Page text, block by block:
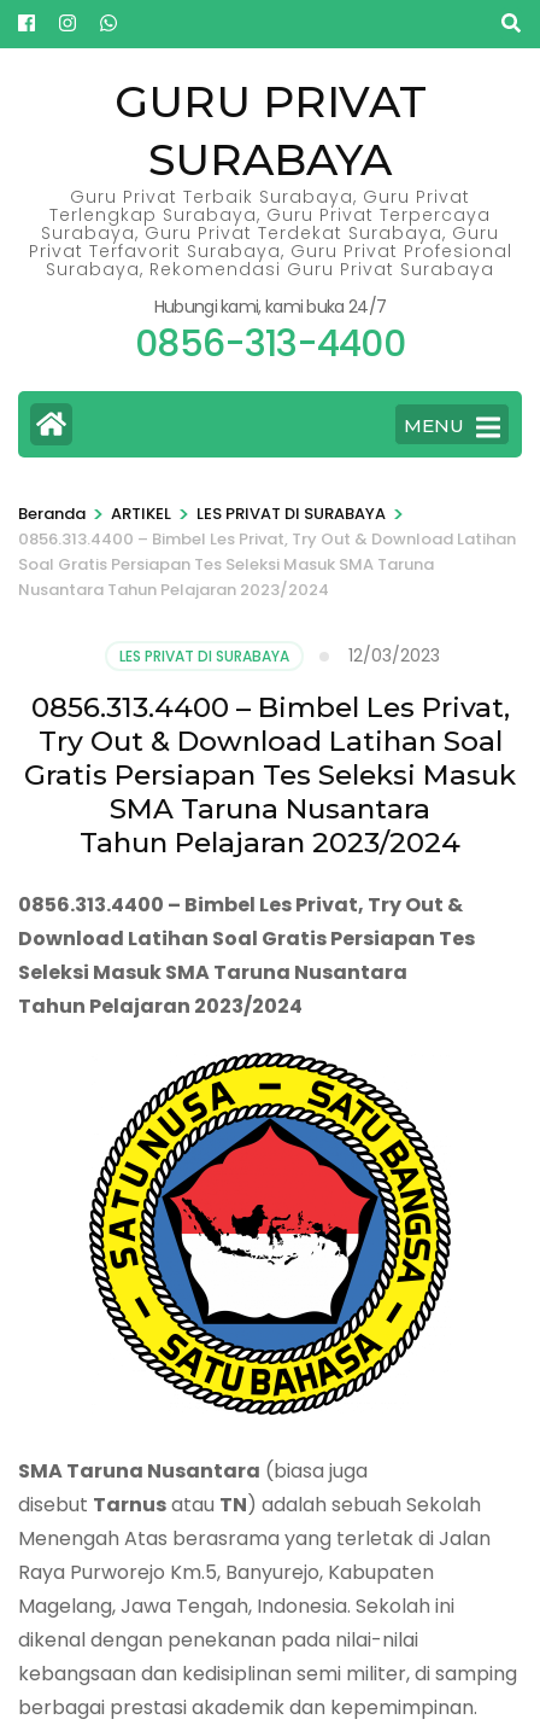
Lompat
ke
GURU PRIVAT
SURABAYA
Guru Privat Terbaik Surabaya, Guru Privat
Terlengkap Surabaya, Guru Privat Terpercaya
Surabaya, Guru Privat Terdekat Surabaya, Guru
Privat Terfavorit Surabaya, Guru Privat Profesional
Surabaya, Rekomendasi Guru Privat Surabaya
Hubungi kami, kami buka 24/7
0856-313-4400
MENU
Beranda > ARTIKEL > LES PRIVAT DI SURABAYA >
0856.313.4400 – Bimbel Les Privat, Try Out & Download Latihan
Soal Gratis Persiapan Tes Seleksi Masuk SMA Taruna
Nusantara Tahun Pelajaran 2023/2024
LES PRIVAT DI SURABAYA 12/03/2023
0856.313.4400 – Bimbel Les Privat,
Try Out & Download Latihan Soal
Gratis Persiapan Tes Seleksi Masuk
SMA Taruna Nusantara
Tahun Pelajaran 2023/2024
0856.313.4400 – Bimbel Les Privat, Try Out &
Download Latihan Soal GratisPersiapan Tes
Seleksi Masuk SMA Taruna Nusantara
Tahun Pelajaran 2023/2024
SMA Taruna Nusantara (biasa juga
disebut Tarnusatau TN) adalah sebuah Sekolah
Menengah Atas berasrama yang terletak di Jalan
Raya Purworejo Km.5, Banyurejo, Kabupaten
Magelang, Jawa Tengah, Indonesia. Sekolah ini
dikenal dengan penekanan pada nilai-nilai
kebangsaan dan kedisiplinan semi militer, di samping
berbagai prestasi akademik dan kepemimpinan.